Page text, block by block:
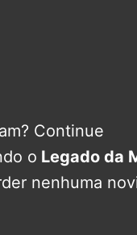
Continue
o Legado da
nenhuma